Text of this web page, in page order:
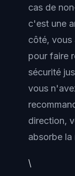
cas de
c'est une
côté, vous
pour faire
sécurité
vous
direction,
absorbe la
\